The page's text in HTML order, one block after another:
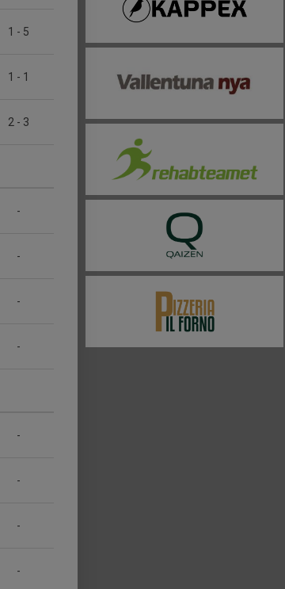
1 - 5
1 - 1
2 - 3
-
-
-
-
-
-
-
-